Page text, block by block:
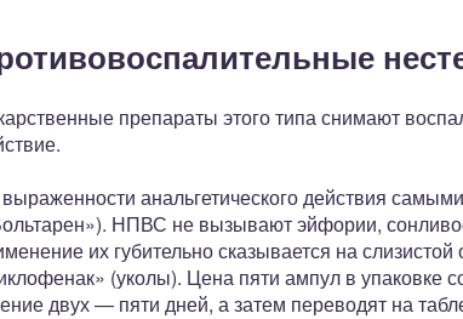
препараты этого типа снимают
анальгетического действия
НПВС не вызывают эйфории,
их губительно сказывается на
(уколы). Цена пяти ампул в упаковке
двух — пяти дней, а затем переводят на